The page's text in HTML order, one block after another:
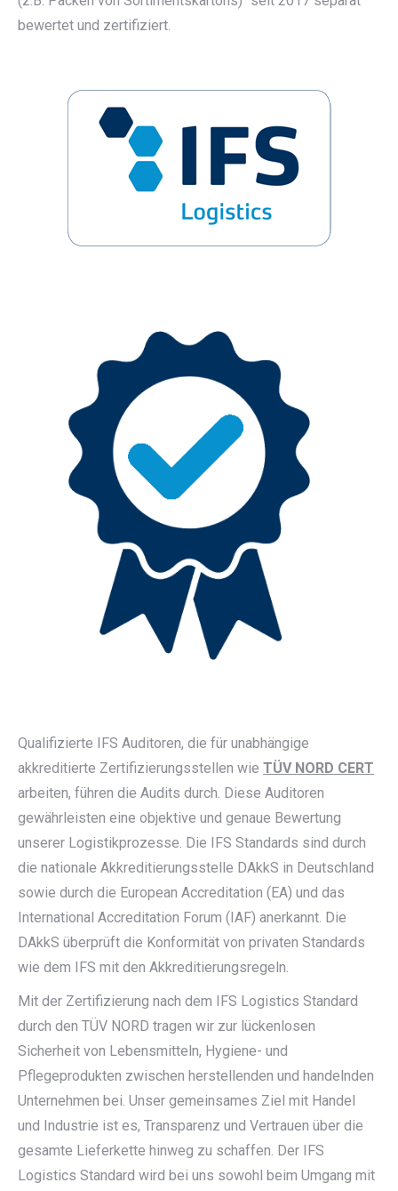
bewertet und zertifiziert.
Qualifizierte IFS Auditoren, die für unabhängige
akkreditierte Zertifizierungsstellen wie TÜV NORD CERT
arbeiten, führen die Audits durch. Diese Auditoren
gewährleisten eine objektive und genaue Bewertung
unserer Logistikprozesse. Die IFS Standards sind durch
die nationale Akkreditierungsstelle DAkkS in Deutschland
sowie durch die European Accreditation (EA) und das
International Accreditation Forum (IAF) anerkannt. Die
DAkkS überprüft die Konformität von privaten Standards
wie dem IFS mit den Akkreditierungsregeln.
Mit der Zertifizierung nach dem IFS Logistics Standard
durch den TÜV NORD tragen wir zur lückenlosen
Sicherheit von Lebensmitteln, Hygiene- und
Pflegeprodukten zwischen herstellenden und handelnden
Unternehmen bei. Unser gemeinsames Ziel mit Handel
und Industrie ist es, Transparenz und Vertrauen über die
gesamte Lieferkette hinweg zu schaffen. Der IFS
Logistics Standard wird bei uns sowohl beim Umgang mit